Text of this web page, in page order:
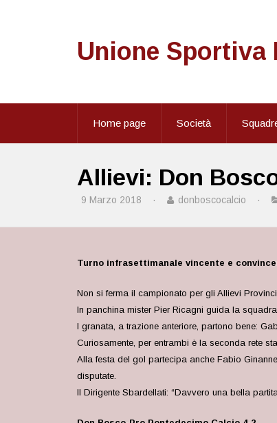
Unione Sportiva
Home page Società
Allievi: Don
9 Marzo 2018 · donboscocalcio ·
Turno infrasettimanale vincente e
Non si ferma il campionato per gli Allievi
In panchina mister Pier Ricagni guida la
I granata, a trazione anteriore, partono bene:
Curiosamente, per entrambi è la seconda rete
Alla festa del gol partecipa anche Fabio
disputate.
Il Dirigente Sbardellati: “Davvero una bella